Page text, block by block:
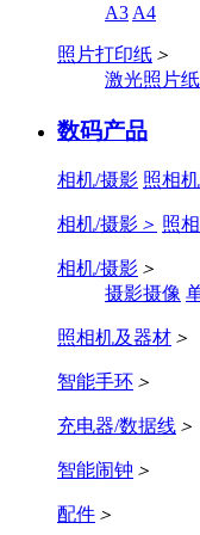
A3 A4
照片打印纸 ＞
激光照片纸
数码产品
相机/摄影 照相
相机/摄影 ＞ 照
相机/摄影 ＞
摄影摄像
照相机及器材 ＞
智能手环 ＞
充电器/数据线 ＞
智能闹钟 ＞
配件 ＞